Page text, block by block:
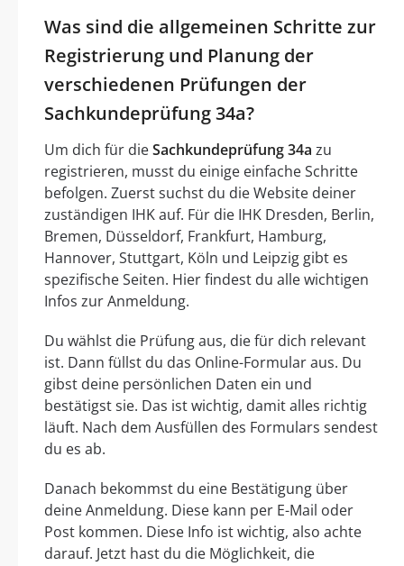
Was sind die allgemeinen Schritte zur
Registrierung und Planung der
verschiedenen Prüfungen der
Sachkundeprüfung 34a?
Um dich für dieSachkundeprüfung 34a zu
registrieren, musst du einige einfache Schritte
befolgen. Zuerst suchst du die Website deiner
zuständigen IHK auf. Für die IHK Dresden, Berlin,
Bremen, Düsseldorf, Frankfurt, Hamburg,
Hannover, Stuttgart, Köln und Leipzig gibt es
spezifische Seiten. Hier findest du alle wichtigen
Infos zur Anmeldung.
Du wählst die Prüfung aus, die für dich relevant
ist. Dann füllst du das Online-Formular aus. Du
gibst deine persönlichen Daten ein und
bestätigst sie. Das ist wichtig, damit alles richtig
läuft. Nach dem Ausfüllen des Formulars sendest
du es ab.
Danach bekommst du eine Bestätigung über
deine Anmeldung. Diese kann per E-Mail oder
Post kommen. Diese Info ist wichtig, also achte
darauf. Jetzt hast du die Möglichkeit, die